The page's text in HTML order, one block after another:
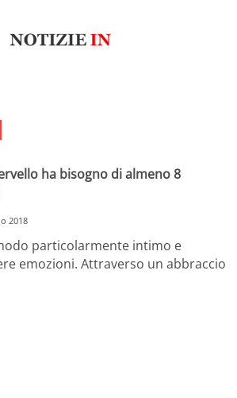
ha bisogno di almeno 8
2018
particolarmente intimo e
emozioni. Attraverso un abbraccio